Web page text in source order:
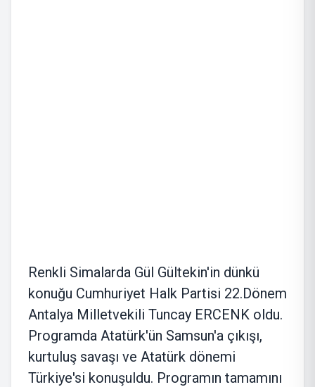
Renkli Simalarda Gül Gültekin'in dünkü
konuğu Cumhuriyet Halk Partisi 22.Dönem
Antalya Milletvekili Tuncay ERCENK oldu.
Programda Atatürk'ün Samsun'a çıkışı,
kurtuluş savaşı ve Atatürk dönemi
Türkiye'si konuşuldu. Programın tamamını